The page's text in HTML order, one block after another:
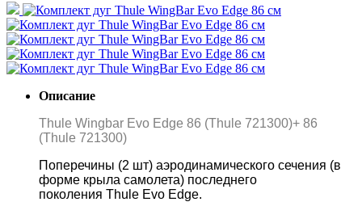
Описание
Thule Wingbar Evo Edge 86 (Thule 721300)+ 86
(Thule 721300)
Поперечины (2 шт) аэродинамического сечения (в
форме крыла самолета) последнего
поколения Thule Evo Edge.